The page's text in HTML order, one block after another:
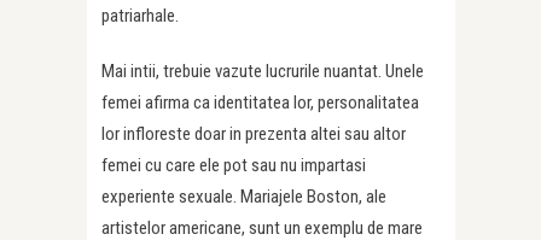
patriarhale.
Mai intii, trebuie vazute lucrurile nuantat. Unele
femei afirma ca identitatea lor, personalitatea
lor infloreste doar in prezenta altei sau altor
femei cu care ele pot sau nu impartasi
experiente sexuale. Mariajele Boston, ale
artistelor americane, sunt un exemplu de mare